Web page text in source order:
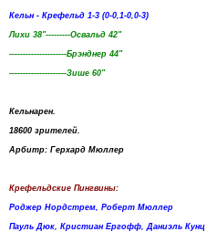
Кельн - Крефельд 1-3 (0-0,1-0,0-3)
Лихи 38"---------Освальд 42"
---------------------Брэнднер 44"
---------------------Зише 60"
Кельнарен.
18600 зрителей.
Арбитр: Герхард Мюллер
Крефельдские Пингвины:
Роджер Нордстрем, Роберт Мюллер
Пауль Дюк, Кристиан Ергофф, Даниэль Кунц